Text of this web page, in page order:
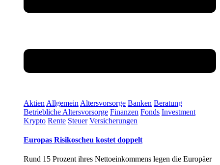
Aktien Allgemein Altersvorsorge Banken Beratung
Betriebliche Altersvorsorge Finanzen Fonds Investment
Krypto Rente Steuer Versicherungen
Europas Risikoscheu kostet doppelt
Rund 15 Prozent ihres Nettoeinkommens legen die Europäer